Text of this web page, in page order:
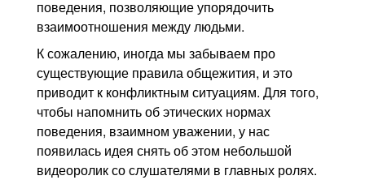
поведения, позволяющие упорядочить
взаимоотношения между людьми.
К сожалению, иногда мы забываем про
существующие правила общежития, и это
приводит к конфликтным ситуациям. Для того,
чтобы напомнить об этических нормах
поведения, взаимном уважении, у нас
появилась идея снять об этом небольшой
видеоролик со слушателями в главных ролях.